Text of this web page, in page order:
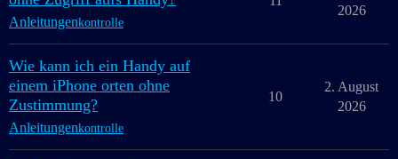
Anleitungenkontrolle
2026
Wie kann ich ein Handy auf
einem iPhone orten ohne
Zustimmung?
Anleitungenkontrolle
10
2. August
2026